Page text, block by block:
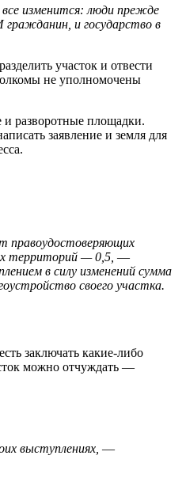
изменится: люди прежде
гражданин, и государство в
участок и отвести
не уполномочены
разворотные площадки.
заявление и земля для
правоудостоверяющих
территорий — 0,5, —
в силу изменений сумма
своего участка.
заключать какие-либо
можно отчуждать —
выступлениях, —